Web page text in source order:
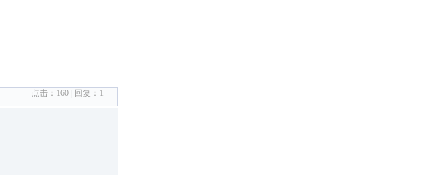
点击： 160 | 回复： 1